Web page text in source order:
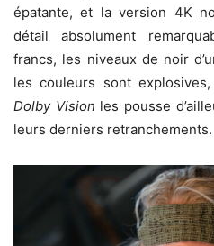
épatante, et la version 4K
détail absolument
francs, les niveaux de noir
les couleurs sont explosives,
Dolby Vision les pousse
leurs derniers retranchements.